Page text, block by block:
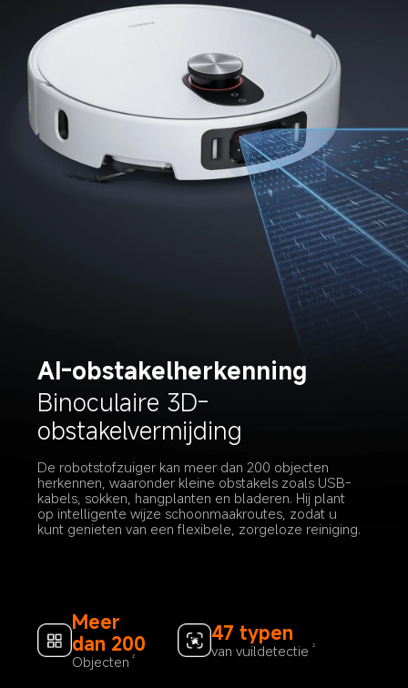
AI-obstakelherkenning
Binoculaire 3D-
obstakelvermijding
De robotstofzuiger kan meer dan 200 objecten
herkennen, waaronder kleine obstakels zoals USB-
kabels, sokken, hangplanten en bladeren. Hij plant
op intelligente wijze schoonmaakroutes, zodat u
kunt genieten van een flexibele, zorgeloze reiniging.
Meer
dan 200
Objecten 2
47 typen
van vuildetectie 2